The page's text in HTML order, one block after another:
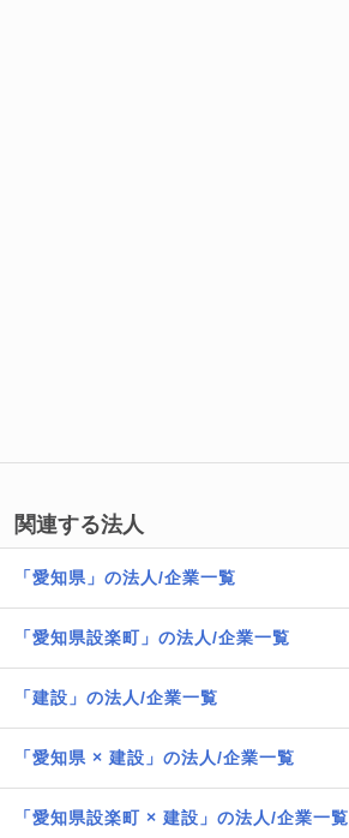
関連する法人
「愛知県」の法人/企業一覧
「愛知県設楽町」の法人/企業一覧
「建設」の法人/企業一覧
「愛知県 × 建設」の法人/企業一覧
「愛知県設楽町 × 建設」の法人/企業一覧